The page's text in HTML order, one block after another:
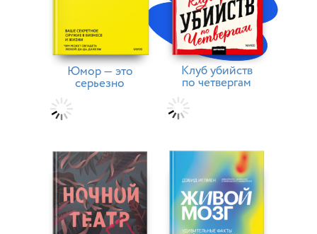
Юмор — это
серьезно
Клуб убийств
по четвергам